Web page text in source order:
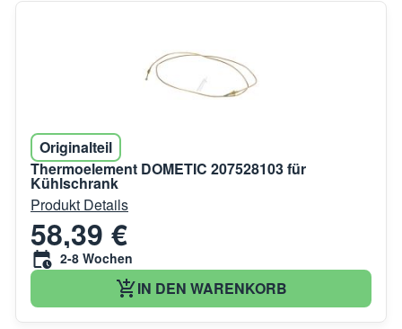
Originalteil
Thermoelement DOMETIC 207528103 für
Kühlschrank
Produkt Details
58,39 €
2-8 Wochen
IN DEN WARENKORB